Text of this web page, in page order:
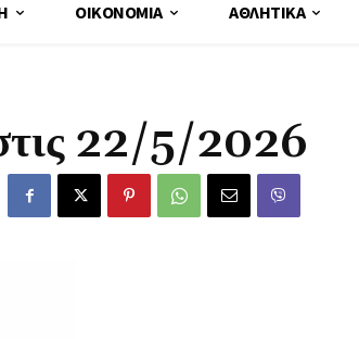
ΟΙΚΟΝΟΜΊΑ ΑΘΛΗΤΙΚΆ
22/5/2026